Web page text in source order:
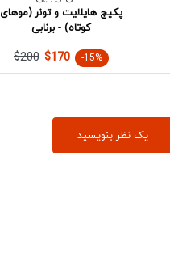
پکیج هایلایت و تونر (موهای
کوتاه) - برنابی
$200 $170 -15%
یک نظر بنویسید